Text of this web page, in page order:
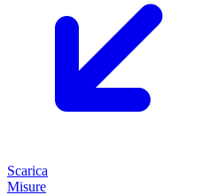
Scarica
Misure